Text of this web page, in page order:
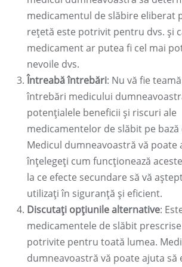
medicamentul de slăbire eliberat
rețetă este potrivit pentru dvs. și
medicament ar putea fi cel mai
nevoile dvs.
Întreabă întrebări: Nu vă fie
întrebări medicului
potențialele beneficii și riscuri ale
medicamentelor de slăbit pe bază
Medicul dumneavoastră vă poate
înțelegeți cum funcționează
la ce efecte secundare să vă
utilizați în siguranță și eficient.
Discutați opțiunile alternative:
medicamentele de slăbit
potrivite pentru toată lumea.
dumneavoastră vă poate ajuta să